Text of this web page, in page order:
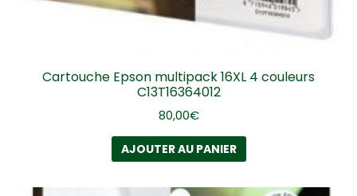
Cartouche Epson multipack 16XL 4 couleurs
C13T16364012
80,00€
AJOUTER AU PANIER